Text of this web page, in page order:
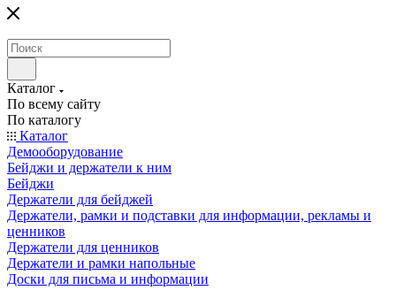
Каталог
По всему сайту
По каталогу
Каталог
Демооборудование
Бейджи и держатели к ним
Бейджи
Держатели для бейджей
Держатели, рамки и подставки для информации, рекламы и
ценников
Держатели для ценников
Держатели и рамки напольные
Доски для письма и информации